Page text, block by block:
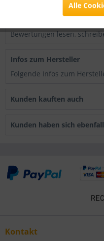
0
Bewertungen lesen,
Infos zum Hersteller
Folgende Infos zum
Kunden kauften auch
Kunden haben sich
Kontakt
Alle